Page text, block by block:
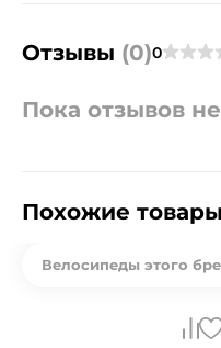
Отзывы (0)0
Пока отзывов
Похожие товары
Велосипеды этого